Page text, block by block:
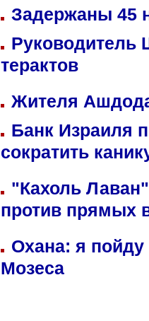
Задержаны 45
Руководитель
терактов
Жителя
Банк Израиля
сократить
"Кахоль
против прямых
Охана: я пойду
Мозеса